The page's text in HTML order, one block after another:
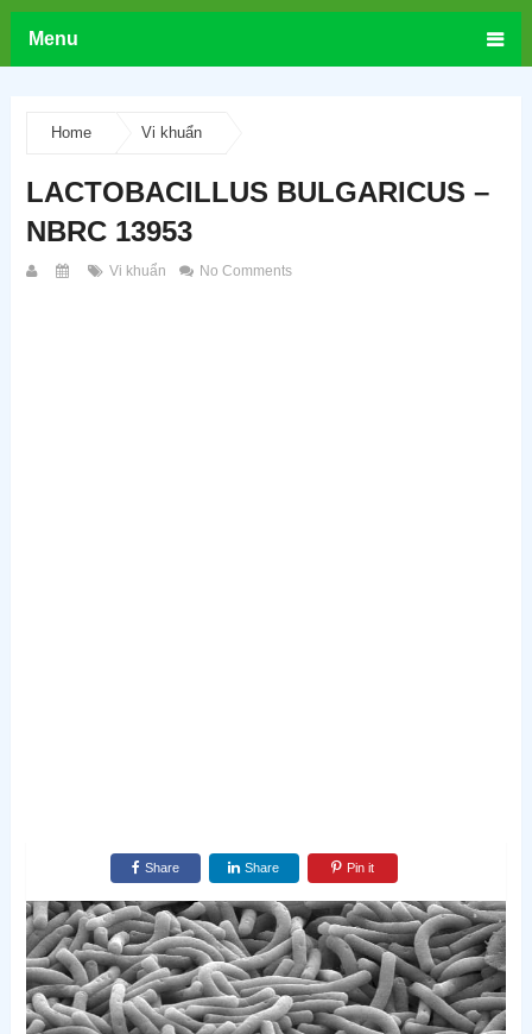
Menu
Home Vi khuẩn
LACTOBACILLUS BULGARICUS –
NBRC 13953
Vi khuẩn No Comments
Share Share Pin it